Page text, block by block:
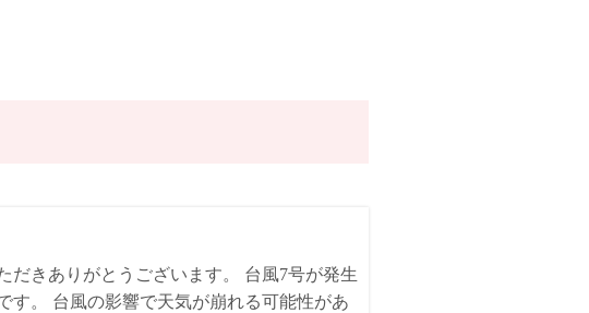
だきありがとうございます。 台風7号が発生
す。 台風の影響で天気が崩れる可能性があ